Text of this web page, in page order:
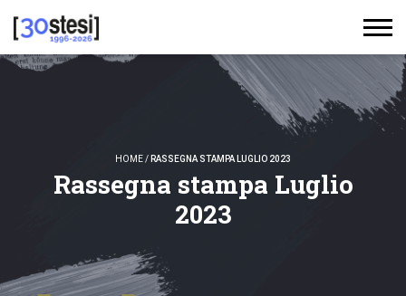
HOME/ RASSEGNA STAMPA LUGLIO 2023
Rassegna stampa Luglio
2023